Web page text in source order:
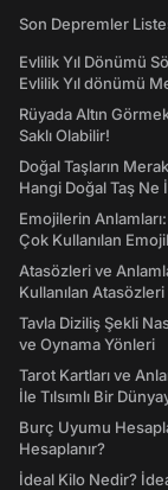
Son Depremler
Evlilik Yıl Dönümü
Evlilik Yıl dönümü
Rüyada Altın
Saklı Olabilir!
Doğal Taşların
Hangi Doğal Taş Ne
Emojilerin
Çok Kullanılan
Atasözleri ve
Kullanılan
Tavla Diziliş Şekli
ve Oynama Yönleri
Tarot Kartları ve
İle Tılsımlı Bir
Burç Uyumu
Hesaplanır?
İdeal Kilo Nedir?